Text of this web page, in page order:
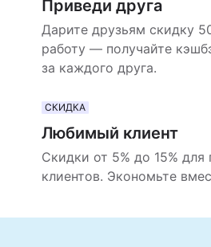
Приведи друга
Дарите друзьям скидку
работу — получайте
за каждого друга.
СКИДКА
Любимый клиент
Скидки от 5% до 15% для
клиентов. Экономьте